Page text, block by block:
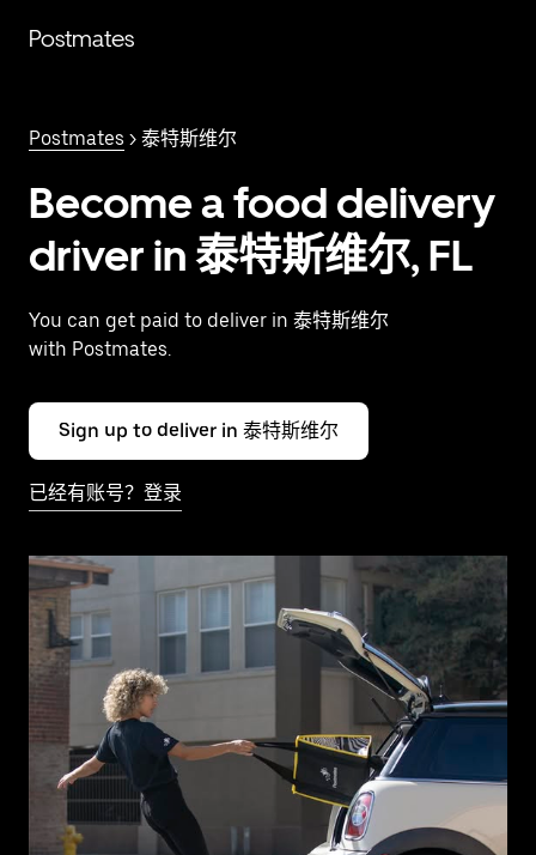
Postmates
Postmates > 泰特斯维尔
Become a food delivery
driver in 泰特斯维尔, FL
You can get paid to deliver in 泰特斯维尔
with Postmates.
Sign up to deliver in 泰特斯维尔
已经有账号？登录